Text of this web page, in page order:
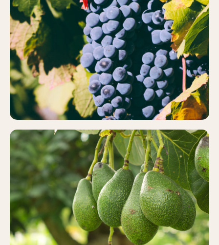
VIÑEDO
Más información
AGUACATE
Más información